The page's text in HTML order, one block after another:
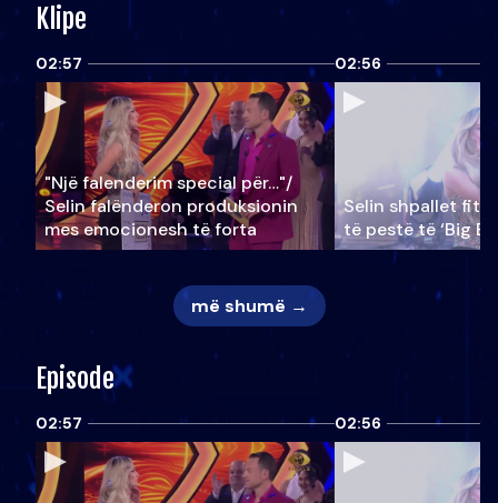
Klipe
02:57
"Një falenderim special për…"/
Selin falënderon produksionin
mes emocionesh të forta
02:56
Selin shpallet
të pestë të ‘Big
më shumë →
Episode
02:57 02:56